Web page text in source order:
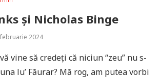
și Nicholas Binge
2024
vine să credeți că niciun “zeu” nu s-
lu’ Făurar? Mă rog, am putea vorbi